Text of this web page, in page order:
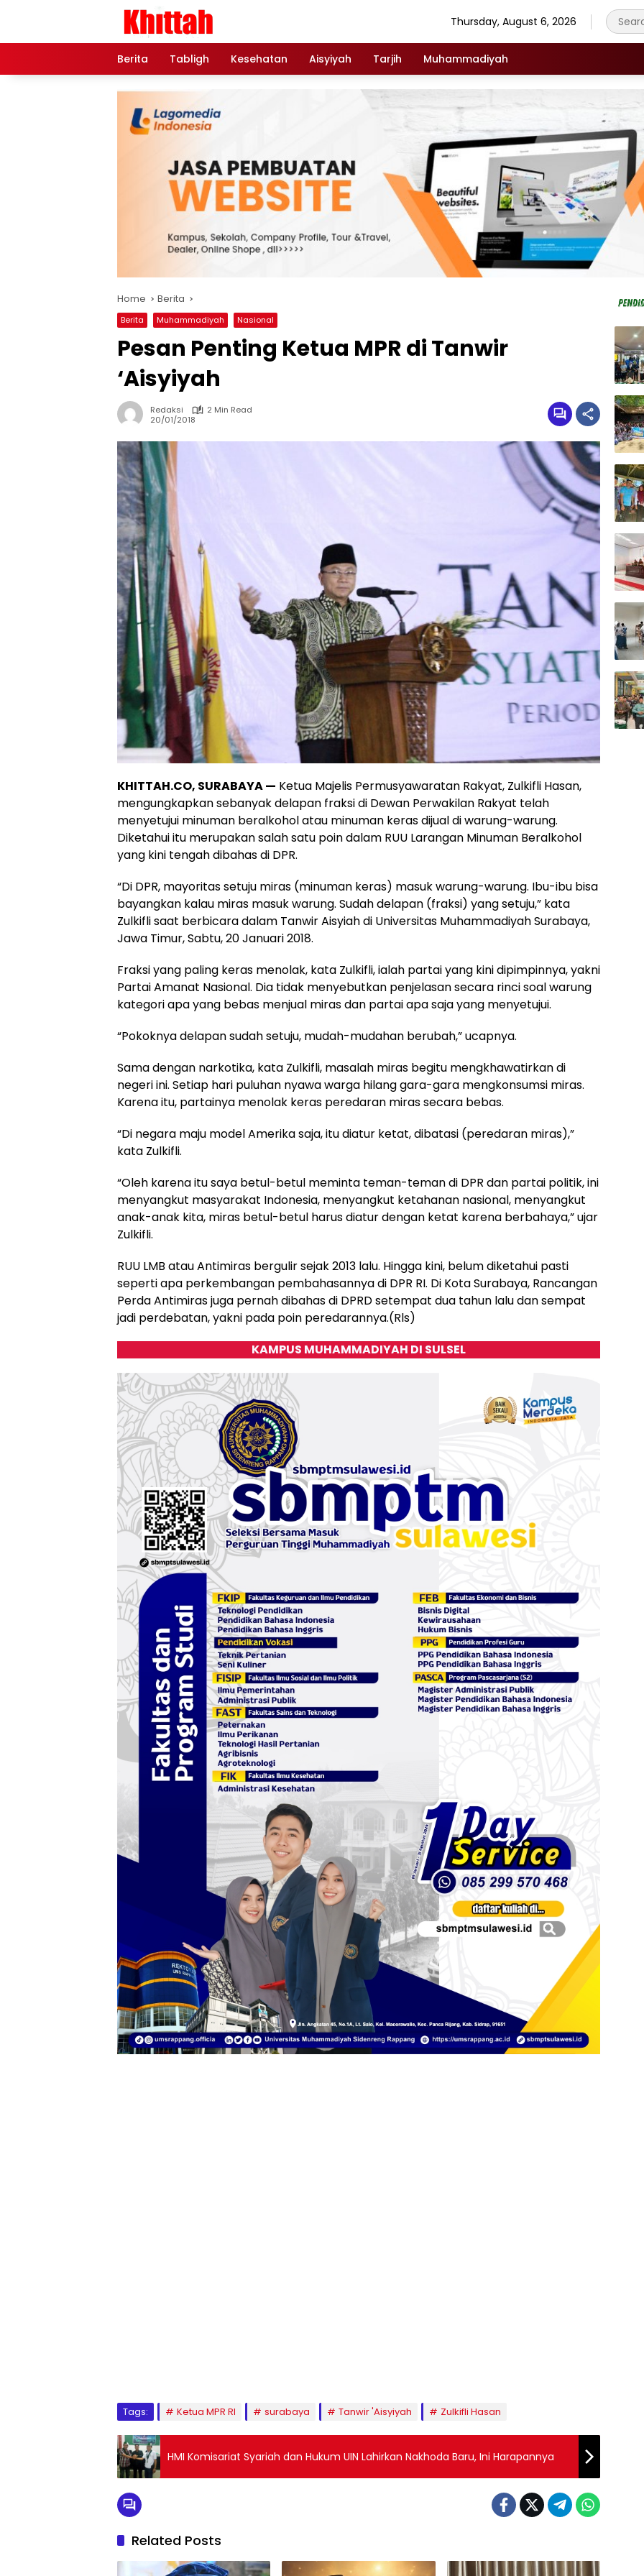
Thursday, August 6, 2026
Berita Tabligh Kesehatan Aisyiyah Tarjih Muhammadiyah
Home Berita
Berita Muhammadiyah Nasional
Pesan Penting Ketua MPR di Tanwir
‘Aisyiyah
Redaksi
2 Min Read
20/01/2018
KHITTAH.CO, SURABAYA — Ketua Majelis Permusyawaratan Rakyat, Zulkifli Hasan,
mengungkapkan sebanyak delapan fraksi di Dewan Perwakilan Rakyat telah
menyetujui minuman beralkohol atau minuman keras dijual di warung-warung.
Diketahui itu merupakan salah satu poin dalam RUU Larangan Minuman Beralkohol
yang kini tengah dibahas di DPR.
“Di DPR, mayoritas setuju miras (minuman keras) masuk warung-warung. Ibu-ibu bisa
bayangkan kalau miras masuk warung. Sudah delapan (fraksi) yang setuju,” kata
Zulkifli saat berbicara dalam Tanwir Aisyiah di Universitas Muhammadiyah Surabaya,
Jawa Timur, Sabtu, 20 Januari 2018.
Fraksi yang paling keras menolak, kata Zulkifli, ialah partai yang kini dipimpinnya, yakni
Partai Amanat Nasional. Dia tidak menyebutkan penjelasan secara rinci soal warung
kategori apa yang bebas menjual miras dan partai apa saja yang menyetujui.
“Pokoknya delapan sudah setuju, mudah-mudahan berubah,” ucapnya.
Sama dengan narkotika, kata Zulkifli, masalah miras begitu mengkhawatirkan di
negeri ini. Setiap hari puluhan nyawa warga hilang gara-gara mengkonsumsi miras.
Karena itu, partainya menolak keras peredaran miras secara bebas.
“Di negara maju model Amerika saja, itu diatur ketat, dibatasi (peredaran miras),”
kata Zulkifli.
“Oleh karena itu saya betul-betul meminta teman-teman di DPR dan partai politik, ini
menyangkut masyarakat Indonesia, menyangkut ketahanan nasional, menyangkut
anak-anak kita, miras betul-betul harus diatur dengan ketat karena berbahaya,” ujar
Zulkifli.
RUU LMB atau Antimiras bergulir sejak 2013 lalu. Hingga kini, belum diketahui pasti
seperti apa perkembangan pembahasannya di DPR RI. Di Kota Surabaya, Rancangan
Perda Antimiras juga pernah dibahas di DPRD setempat dua tahun lalu dan sempat
jadi perdebatan, yakni pada poin peredarannya.(Rls)
KAMPUS MUHAMMADIYAH DI SULSEL
Tags: Ketua MPR RI surabaya Tanwir 'Aisyiyah Zulkifli Hasan
HMI Komisariat Syariah dan Hukum UIN Lahirkan Nakhoda Baru, Ini Harapannya
Related Posts